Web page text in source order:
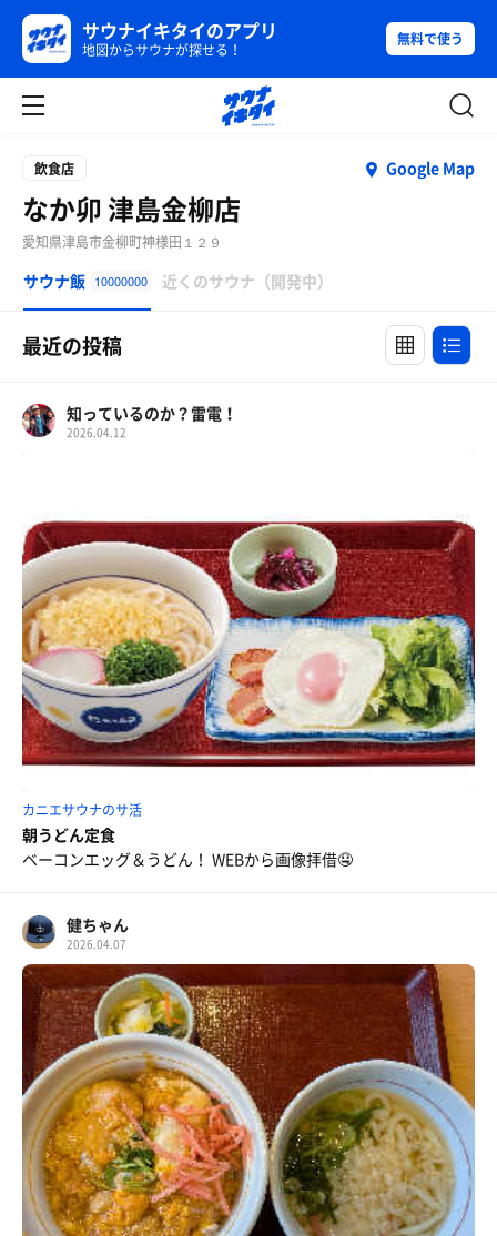
サウナイキタイのアプリ
地図からサウナが探せる！
無料で使う
飲食店 Google Map
なか卯 津島金柳店
愛知県津島市金柳町神様田１２９
サウナ飯 10000000 近くのサウナ（開発中）
最近の投稿
知っているのか？雷電！
2026.04.12
カニエサウナのサ活
朝うどん定食
ベーコンエッグ＆うどん！ WEBから画像拝借🤤
健ちゃん
2026.04.07